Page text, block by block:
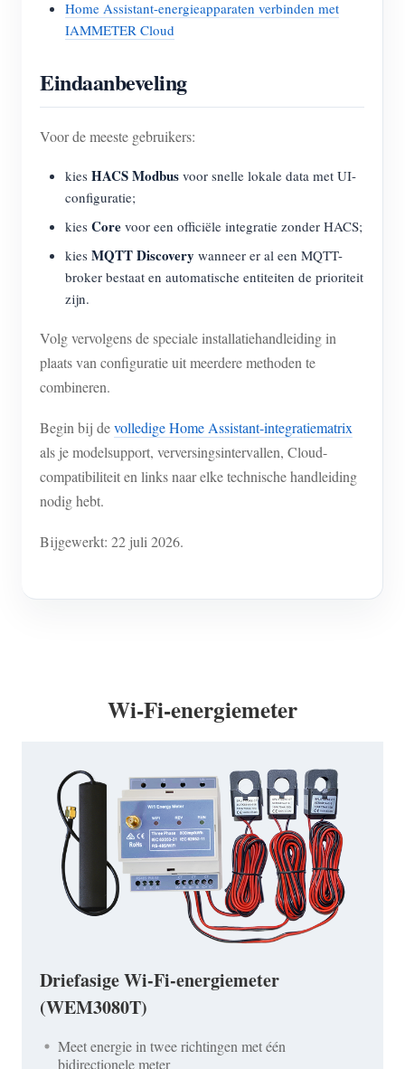
Home Assistant-energieapparaten verbinden met
IAMMETER Cloud
Eindaanbeveling
Voor de meeste gebruikers:
kies HACS Modbus voor snelle lokale data met UI-
configuratie;
kies Core voor een officiële integratie zonder HACS;
kies MQTT Discovery wanneer er al een MQTT-
broker bestaat en automatische entiteiten de prioriteit
zijn.
Volg vervolgens de speciale installatiehandleiding in
plaats van configuratie uit meerdere methoden te
combineren.
Begin bij devolledige Home Assistant-integratiematrix
als je modelsupport, verversingsintervallen, Cloud-
compatibiliteit en links naar elke technische handleiding
nodig hebt.
Bijgewerkt: 22 juli 2026.
Wi-Fi-energiemeter
Driefasige Wi-Fi-energiemeter
(WEM3080T)
Meet energie in twee richtingen met één
bidirectionele meter